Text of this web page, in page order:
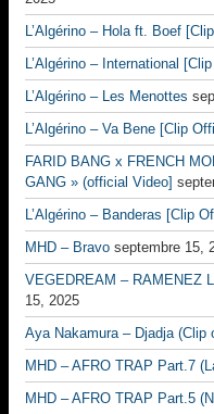
L’Algérino – Hola ft. Boef
L’Algérino – International
L’Algérino – Les Menottes
L’Algérino – Va Bene [Clip
FARID BANG x FRENCH
GANG » (official Video]
L’Algérino – Banderas [Clip
MHD – Bravo septembre 15,
VEGEDREAM – RAMENEZ
15, 2025
Aya Nakamura – Djadja (Clip
MHD – AFRO TRAP Part.7
MHD – AFRO TRAP Part.5